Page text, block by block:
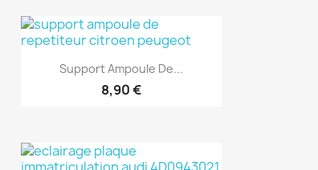
Aperçu rapide
Support Ampoule De...
8,90 €